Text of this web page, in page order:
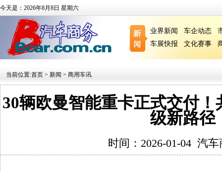
今天是：2026年8月8日 星期六
业界新闻 车企动态
车展快报
文化赛事
当前位置:首页 > 新闻 > 商用车讯
30辆欧曼智能重卡正式交付
级新路径
时间：2026-01-04 汽车